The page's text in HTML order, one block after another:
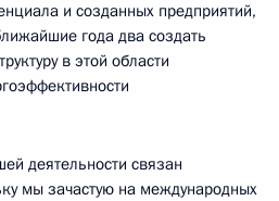
и созданных предприятий,
года два создать
в этой области
деятельности связан
мы зачастую на международных